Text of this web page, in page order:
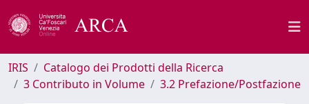
IRIS
Catalogo dei Prodotti della Ricerca
3 Contributo in Volume
3.2 Prefazione/Postfazione